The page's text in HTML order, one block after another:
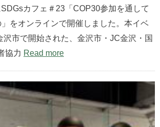
カフェ＃23「COP30参加を通して
をオンラインで開催しました。本イベ
沢市で開始された、金沢市・JC金沢・国
協力 Read more